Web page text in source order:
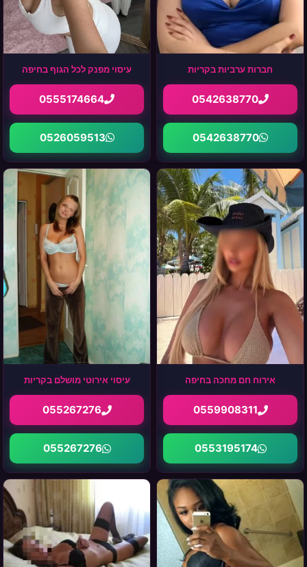
חברות ערביות בקריות
0542638770
0542638770
עיסוי מפנק לכל הגוף בחיפה
0555174664
0526059513
אירוח חם מחכה בחיפה
0559908311
0553195174
עיסוי אירוטי מושלם בקריות
055267276
055267276